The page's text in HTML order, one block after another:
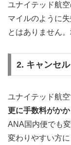
ユナイテッド航
マイルのように
とはありません
2. キャンセ
ユナイテッド航空
更に手数料がか
ANA国内便でも
変わりやすい方に